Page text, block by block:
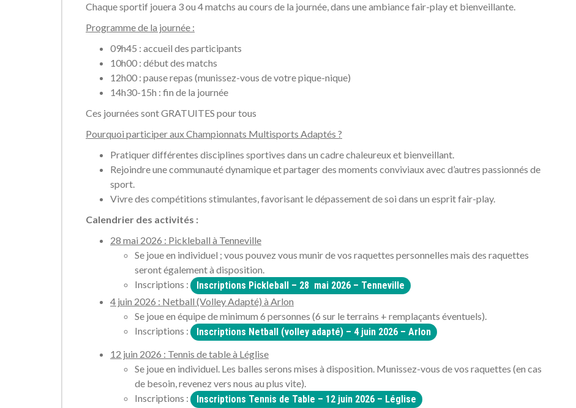
Chaque sportif jouera 3 ou 4 matchs au cours de la journée, dans une ambiance fair-play et bienveillante.
Programme de la journée :
09h45 : accueil des participants
10h00 : début des matchs
12h00 : pause repas (munissez-vous de votre pique-nique)
14h30-15h : fin de la journée
Ces journées sont GRATUITES pour tous
Pourquoi participer aux Championnats Multisports Adaptés ?
Pratiquer différentes disciplines sportives dans un cadre chaleureux et bienveillant.
Rejoindre une communauté dynamique et partager des moments conviviaux avec d’autres passionnés de
sport.
Vivre des compétitions stimulantes, favorisant le dépassement de soi dans un esprit fair-play.
Calendrier des activités :
28 mai 2026 : Pickleball à Tenneville
Se joue en individuel ; vous pouvez vous munir de vos raquettes personnelles mais des raquettes
seront également à disposition.
Inscriptions :
Inscriptions Pickleball – 28 mai 2026 – Tenneville
4 juin 2026 : Netball (Volley Adapté) à Arlon
Se joue en équipe de minimum 6 personnes (6 sur le terrains + remplaçants éventuels).
Inscriptions :
Inscriptions Netball (volley adapté) – 4 juin 2026 – Arlon
12 juin 2026 : Tennis de table à Léglise
Se joue en individuel. Les balles serons mises à disposition. Munissez-vous de vos raquettes (en cas
de besoin, revenez vers nous au plus vite).
Inscriptions :
Inscriptions Tennis de Table – 12 juin 2026 – Léglise